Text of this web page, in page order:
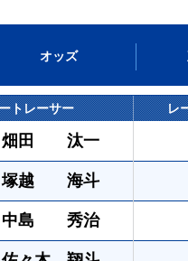
オッズ
トレーサー レ
畑田 汰一
塚越 海斗
中島 秀治